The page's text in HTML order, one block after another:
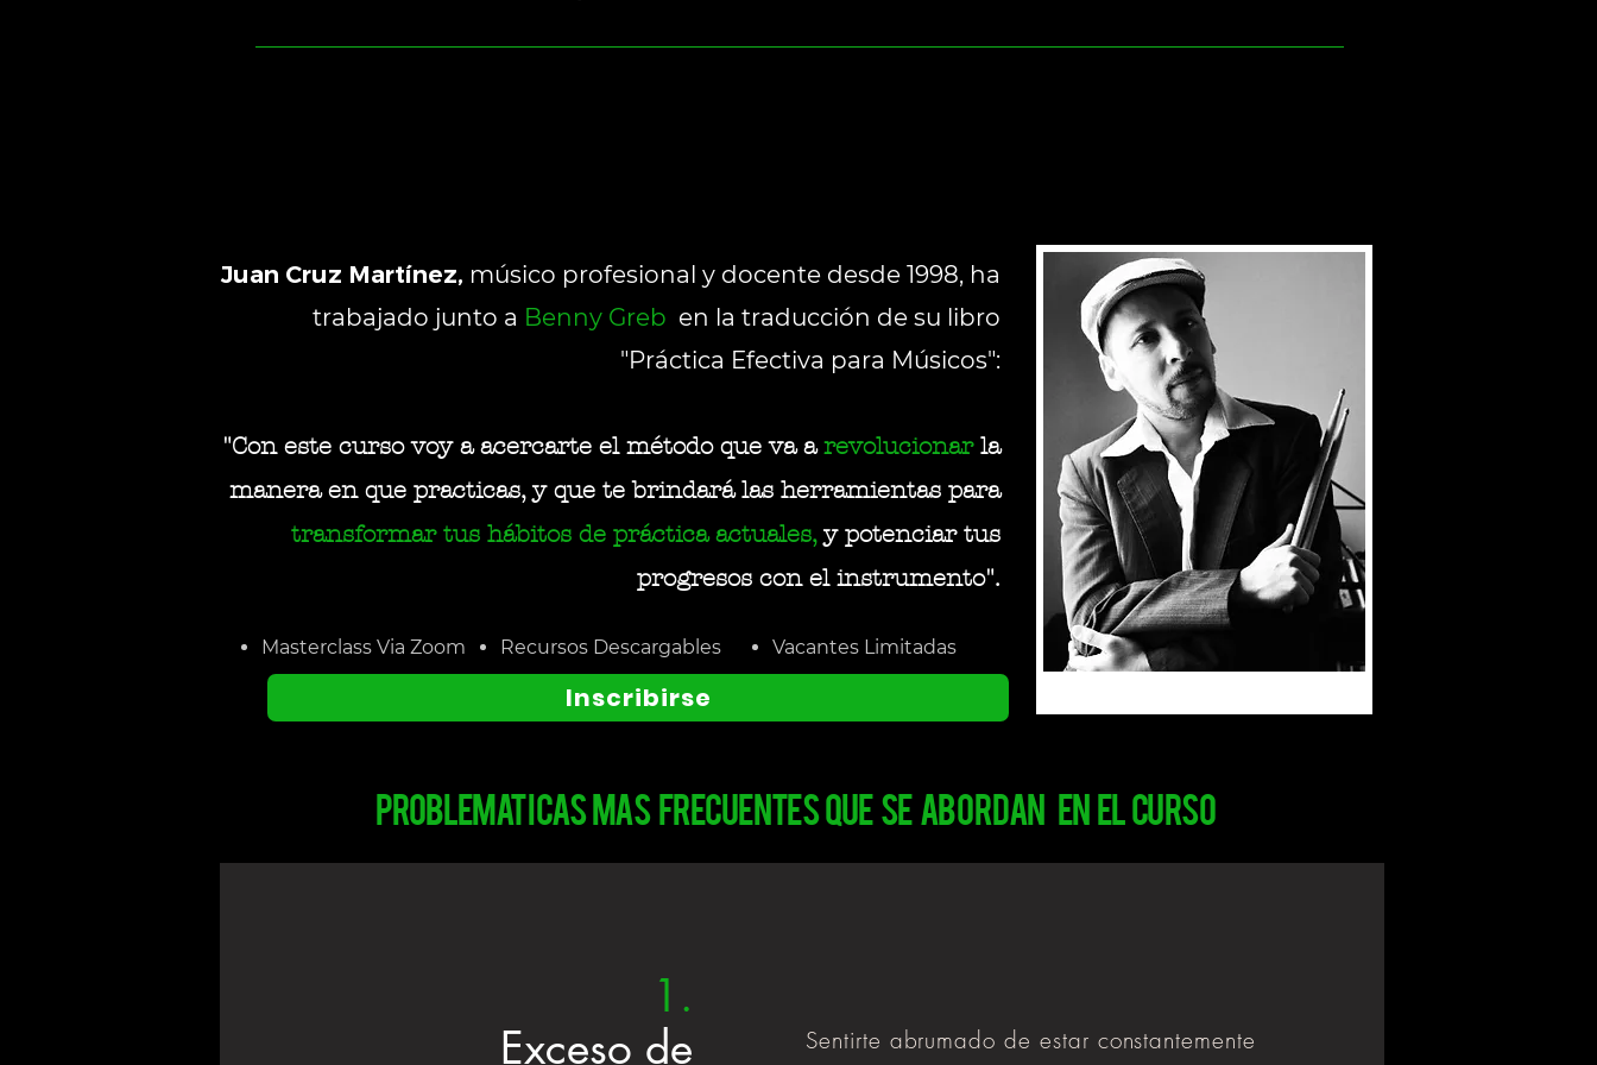
DURACIÓN 3 clases, 2 h aprox. cada una. FECHAS Sáb. 07, 14 y 21 de Mayo- 2022 (15-17.30 h Arg.) FORMATO Online, vía Zoom (las
Juan Cruz Martínez, músico profesional y docente desde 1998, ha
trabajado junto a Benny Greb en la traducción de su libro
"Práctica Efectiva para Músicos":
"Con este curso voy a acercarte el método que va arevolucionar la
manera en que practicas, y que te brindará las herramientas para
transformar tus hábitos de práctica actuales,y potenciar tus
progresos con el instrumento".
Masterclass Via Zoom Recursos Descargables Vacantes Limitadas
Inscribirse
problematicas mas frecuentes que se abordan en el curso
1.
Exceso de
Sentirte abrumado de estar constantemente